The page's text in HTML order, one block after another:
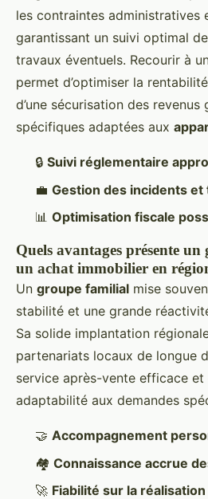
les contraintes administratives
garantissant un suivi optimal
travaux éventuels. Recourir à
permet d’optimiser la
d’une sécurisation des
spécifiques adaptées aux
🔒 Suivi réglementaire
💼 Gestion des incidents et
📊 Optimisation fiscale
Quels avantages présente
un achat immobilier en
Un groupe familial mise
stabilité et une grande
Sa solide implantation
partenariats locaux de longue
service après-vente efficace et
adaptabilité aux demandes
🤝 Accompagnement
🏘 Connaissance accrue
🚀 Fiabilité sur la